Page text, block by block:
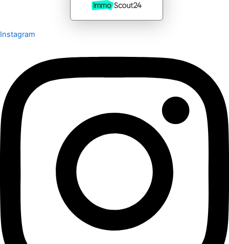
Instagram